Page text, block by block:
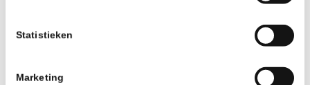
Statistieken
Marketing